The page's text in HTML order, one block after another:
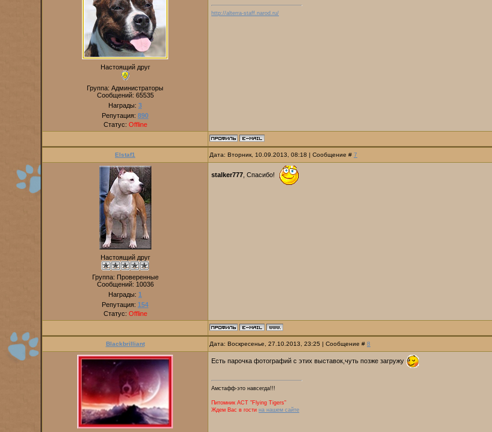
Настоящий друг
Группа: Администраторы
Сообщений: 65535
Награды: 3
Репутация: 890
Статус: Offline
http://alterra-staff.narod.ru/
Elstaf1 Дата: Вторник, 10.09.2013, 08:18 | Сообщение # 7
Настоящий друг
Группа: Проверенные
Сообщений: 10036
Награды: 1
Репутация: 154
Статус: Offline
stalker777 , Спасибо!
Blackbrilliant Дата: Воскресенье, 27.10.2013, 23:25 | Сообщение # 8
Есть парочка фотографий с этих выставок,чуть позже загружу
Амстафф-это навсегда!!!
Питомник AСТ "Flying Tigers"
Ждем Вас в гости на нашем сайте